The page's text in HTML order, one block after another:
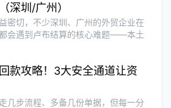
深圳/广州）
密切，不少深圳、广州的外贸企业在
会遇到卢布结算的核心难题——本土
款攻略！3大安全通道让资
几步流程、多备几份单据，但每一分